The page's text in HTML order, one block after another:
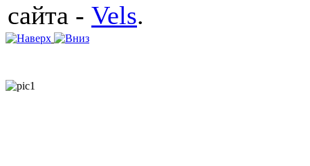
сайта - Vels.